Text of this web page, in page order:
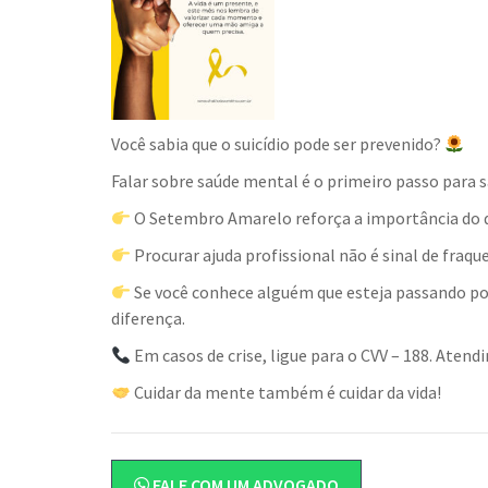
Você sabia que o suicídio pode ser prevenido?
Falar sobre saúde mental é o primeiro passo para
O Setembro Amarelo reforça a importância do
Procurar ajuda profissional não é sinal de
Se você conhece alguém que esteja passando
diferença.
Em casos de crise, ligue para o CVV – 188.
Cuidar da mente também é cuidar da vida!